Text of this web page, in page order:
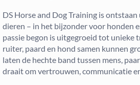
DS Horse and Dog Training is
dieren – in het bijzonder voor honden
passie begon is uitgegroeid tot unieke
ruiter, paard en hond samen kunnen
laten de hechte band tussen mens,
draait om vertrouwen, communicatie